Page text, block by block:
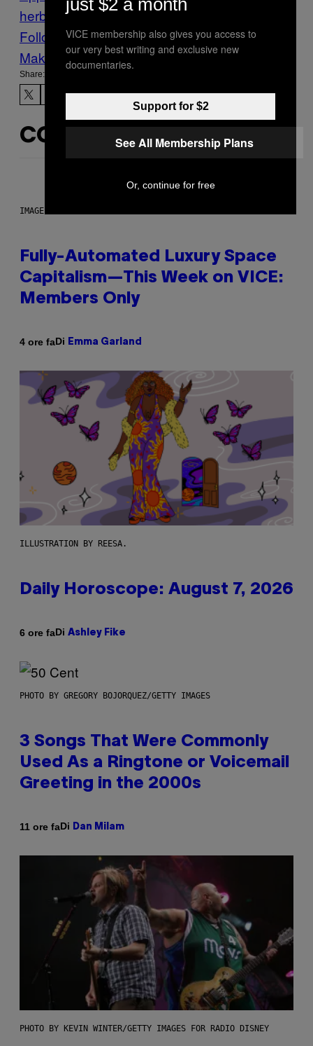
herboard show Moveable Tech
Follow Us On Discover
Make Us Preferred In Top Stories
Share:
CONTENUTI SIMILI
IMAGE: NICK DOVE
Fully-Automated Luxury Space
Capitalism—This Week on VICE:
Members Only
4 ore faDi Emma Garland
ILLUSTRATION BY REESA.
Daily Horoscope: August 7, 2026
6 ore faDi Ashley Fike
PHOTO BY GREGORY BOJORQUEZ/GETTY IMAGES
3 Songs That Were Commonly
Used As a Ringtone or Voicemail
Greeting in the 2000s
11 ore faDi Dan Milam
PHOTO BY KEVIN WINTER/GETTY IMAGES FOR RADIO DISNEY
VICE membership also gives you access to
our very best writing and exclusive new
documentaries.
Support for $2
See All Membership Plans
Or, continue for free